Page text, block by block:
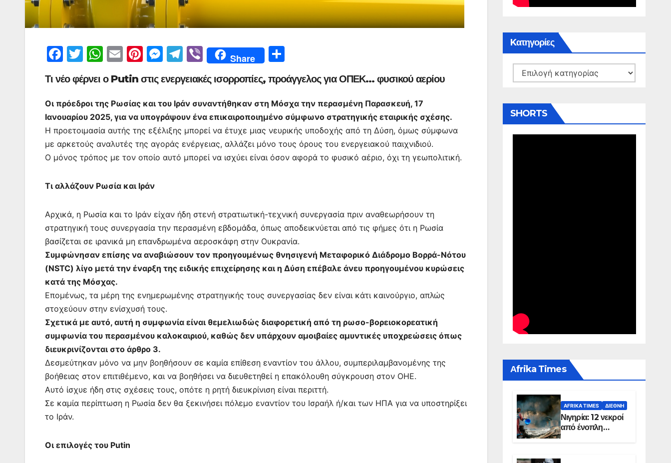
F
a
c
e
b
o
o
k
T
itt
er
W
at
s
A
p
p
E
m
ai
l
Pi
er
e
st
M
s
s
e
n
g
er
T
e
gr
a
m
Vi
b
er
Share
οι
ρ
α
σ
τε
ίτ
ε
Τι νέο φέρνει ο Putin στις ενεργειακές ισορροπίες, προάγγελος για ΟΠΕΚ… φυσικού αερίου
Οι πρόεδροι της Ρωσίας και του Ιράν συναντήθηκαν στη Μόσχα την περασμένη Παρασκευή, 17
Ιανουαρίου 2025, για να υπογράψουν ένα επικαιροποιημένο σύμφωνο στρατηγικής εταιρικής σχέσης.
Η προετοιμασία αυτής της εξέλιξης μπορεί να έτυχε μιας νευρικής υποδοχής από τη Δύση, όμως σύμφωνα
με αρκετούς αναλυτές της αγοράς ενέργειας, αλλάζει μόνο τους όρους του ενεργειακού παιχνιδιού.
Ο μόνος τρόπος με τον οποίο αυτό μπορεί να ισχύει είναι όσον αφορά το φυσικό αέριο, όχι τη γεωπολιτική.
Τι αλλάζουν Ρωσία και Ιράν
Αρχικά, η Ρωσία και το Ιράν είχαν ήδη στενή στρατιωτική-τεχνική συνεργασία πριν αναθεωρήσουν τη
στρατηγική τους συνεργασία την περασμένη εβδομάδα, όπως αποδεικνύεται από τις φήμες ότι η Ρωσία
βασίζεται σε ιρανικά μη επανδρωμένα αεροσκάφη στην Ουκρανία.
Συμφώνησαν επίσης να αναβιώσουν τον προηγουμένως θνησιγενή Μεταφορικό Διάδρομο Βορρά-Νότου
(NSTC) λίγο μετά την έναρξη της ειδικής επιχείρησης και η Δύση επέβαλε άνευ προηγουμένου κυρώσεις
κατά της Μόσχας.
Επομένως, τα μέρη της ενημερωμένης στρατηγικής τους συνεργασίας δεν είναι κάτι καινούργιο, απλώς
στοχεύουν στην ενίσχυσή τους.
Σχετικά με αυτό, αυτή η συμφωνία είναι θεμελιωδώς διαφορετική από τη ρωσο-βορειοκορεατική
συμφωνία του περασμένου καλοκαιριού, καθώς δεν υπάρχουν αμοιβαίες αμυντικές υποχρεώσεις όπως
διευκρινίζονται στο άρθρο 3.
Δεσμεύτηκαν μόνο να μην βοηθήσουν σε καμία επίθεση εναντίον του άλλου, συμπεριλαμβανομένης της
βοήθειας στον επιτιθέμενο, και να βοηθήσει να διευθετηθεί η επακόλουθη σύγκρουση στον ΟΗΕ.
Αυτό ίσχυε ήδη στις σχέσεις τους, οπότε η ρητή διευκρίνιση είναι περιττή.
Σε καμία περίπτωση η Ρωσία δεν θα ξεκινήσει πόλεμο εναντίον του Ισραήλ ή/και των ΗΠΑ για να υποστηρίξει
το Ιράν.
Οι επιλογές του Putin
Kατηγορίες
Kατηγορίες
SHORTS
Αfrika Times
AFRIKA TIMES ΔΙΕΘΝΉ
Νιγηρία: 12 νεκροί
από ένοπλη
επίθεση σε χωριό